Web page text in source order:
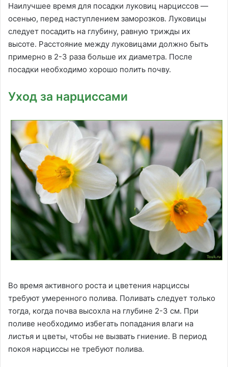
Наилучшее время для посадки луковиц нарциссов —
осенью, перед наступлением заморозков. Луковицы
следует посадить на глубину, равную трижды их
высоте. Расстояние между луковицами должно быть
примерно в 2-3 раза больше их диаметра. После
посадки необходимо хорошо полить почву.
Уход за нарциссами
Во время активного роста и цветения нарциссы
требуют умеренного полива. Поливать следует только
тогда, когда почва высохла на глубине 2-3 см. При
поливе необходимо избегать попадания влаги на
листья и цветы, чтобы не вызвать гниение. В период
покоя нарциссы не требуют полива.